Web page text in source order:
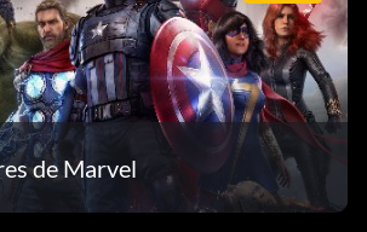
de Marvel